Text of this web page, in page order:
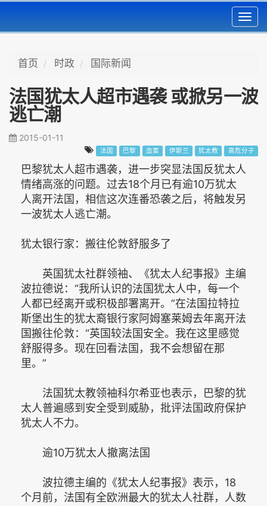
首页 时政 国际新闻
法国犹太人超市遇袭 或掀另一波
逃亡潮
2015-01-11
法国 巴黎 血案 伊斯兰 犹太教 高危分子
巴黎犹太人超市遇袭，进一步突显法国反犹太人
情绪高涨的问题。过去18个月已有逾10万犹太
人离开法国，相信这次连番恐袭之后，将触发另
一波犹太人逃亡潮。
犹太银行家：搬往伦敦舒服多了
英国犹太社群领袖、《犹太人纪事报》主编
波拉德说：“我所认识的法国犹太人中，每一个
人都已经离开或积极部署离开。”在法国拉特拉
斯堡出生的犹太裔银行家阿姆塞莱姆去年离开法
国搬往伦敦：“英国较法国安全。我在这里感觉
舒服得多。现在回看法国，我不会想留在那
里。”
法国犹太教领袖科尔希亚也表示，巴黎的犹
太人普遍感到安全受到威胁，批评法国政府保护
犹太人不力。
逾10万犹太人撤离法国
波拉德主编的《犹太人纪事报》表示，18
个月前，法国有全欧洲最大的犹太人社群，人数